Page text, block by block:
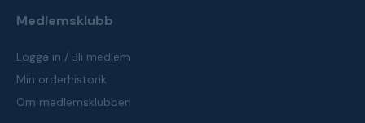
Medlemsklubb
Logga in / Bli medlem
Min orderhistorik
Om medlemsklubben